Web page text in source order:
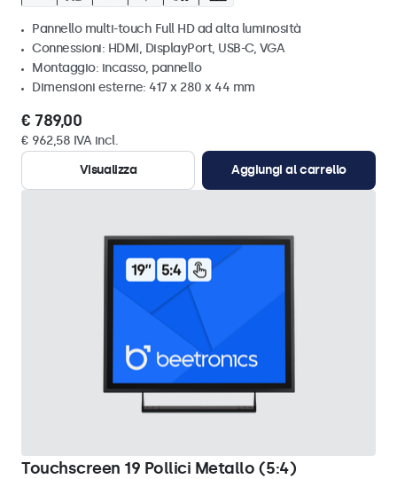
Pannello multi-touch Full HD ad alta luminosità
Connessioni: HDMI, DisplayPort, USB-C, VGA
Montaggio: incasso, pannello
Dimensioni esterne: 417 x 280 x 44 mm
€ 789,00
€ 962,58 IVA incl.
Visualizza
Aggiungi al carrello
Touchscreen 19 Pollici Metallo (5:4)